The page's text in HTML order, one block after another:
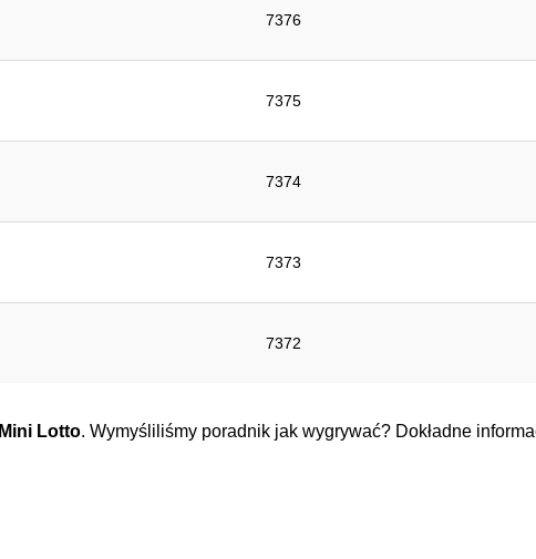
7376
7375
7374
7373
7372
Mini Lotto. Wymyśliliśmy poradnik jak wygrywać? Dokładne